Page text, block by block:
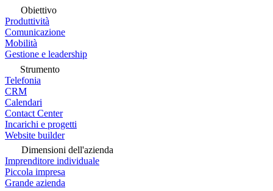
Obiettivo
Produttività
Comunicazione
Mobilità
Gestione e leadership
Strumento
Telefonia
CRM
Calendari
Contact Center
Incarichi e progetti
Website builder
Dimensioni dell'azienda
Imprenditore individuale
Piccola impresa
Grande azienda